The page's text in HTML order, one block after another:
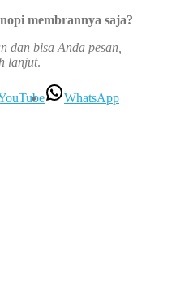
membrannya saja?
dan bisa Anda pesan,
lanjut.
WhatsApp